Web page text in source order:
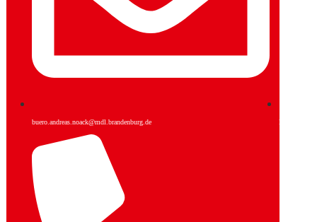
buero.andreas.noack@mdl.brandenburg.de Facebook